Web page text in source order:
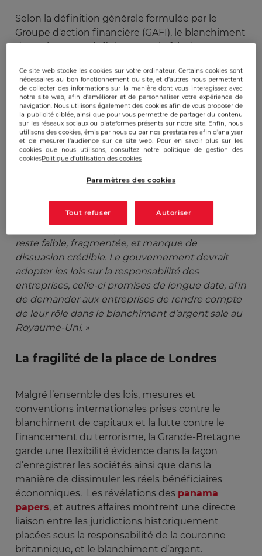
Selon la définition générale formulée par le
Groupe d'action financière (GAFI), le blanchiment
de capitaux est défini comme le fait de
légaux. Si on se réfère auCIA Factbook,Londres
est considéré comme un « centre du
blanchiment d’argent »[1], d’autres sources telles
queTransparency international , confirme ce
constat et estime que 100 milliards de livres
britanniques sont issues du crime organisé en
Grande-Bretagne. De plus, en Décembre
Transparency International UK
« La réglementation britannique de lutte contre
le blanchiment de capitaux dans le secteur privé
reste faible, fragmentée, et manque de
dissuasion crédible. Le gouvernement devrait
adopter les lois sur la responsabilité des
entreprises, celle-ci promises de longue date, afin
de demander aux entreprises de rendre compte
de leur rôle dans le blanchiment d'argent sale au
Royaume-Uni. »
La fragilité de la place de Londres
Malgré l’ensemble des lois, mesures et
conventions internationales prises contre le
blanchiment de capitaux et la lutte contre le
financement du terrorisme, la Grande-Bretagne
garde une flexibilité évidence dans la façon
d’enregistrer les sociétés ainsi que dans la
manière de dissimuler les réels bénéficiaires
économiques. Les révélations des panama
papers, et autres affaires montrent une directe
liaison entre les juridictions historiquement
placées sous la responsabilité de la couronne
britannique, et le blanchiment d’argent.
Ce site web stocke les cookies sur votre ordinateur. Certains cookies sont
nécessaires au bon fonctionnement du site, et d’autres nous permettent
de collecter des informations sur la manière dont vous interagissez avec
notre site web, afin d’améliorer et de personnaliser votre expérience de
navigation. Nous utilisons également des cookies afin de vous proposer de
la publicité ciblée, ainsi que pour vous permettre de partager du contenu
sur les réseaux sociaux ou plateformes présents sur notre site. Enfin, nous
utilisons des cookies, émis par nous ou par nos prestataires afin d’analyser
et de mesurer l’audience sur ce site web. Pour en savoir plus sur les
cookies que nous utilisons, consultez notre politique de gestion des
cookiesPolitique d'utilisation des cookies
Paramètres des cookies
Tout refuser Autoriser